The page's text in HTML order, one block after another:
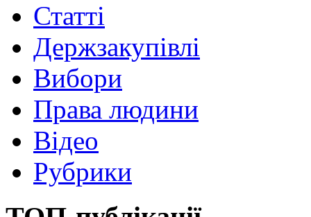
Статті
Держзакупівлі
Вибори
Права людини
Відео
Рубрики